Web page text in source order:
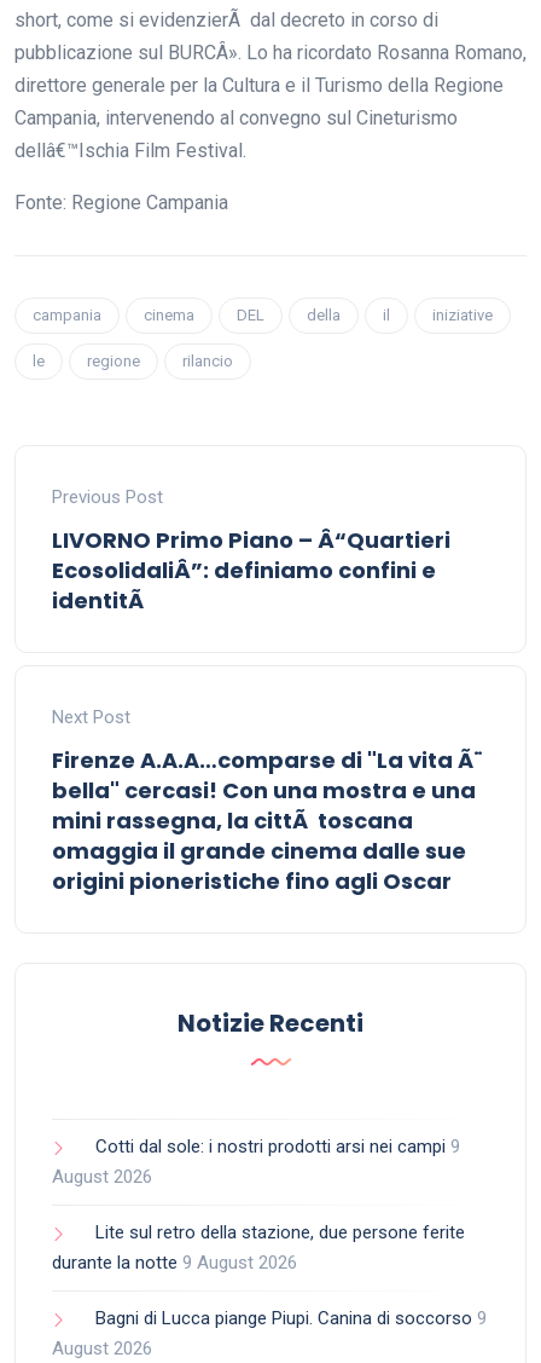
short, come si evidenzierÃ dal decreto in corso di
pubblicazione sul BURCÂ». Lo ha ricordato Rosanna Romano,
direttore generale per la Cultura e il Turismo della Regione
Campania, intervenendo al convegno sul Cineturismo
dellâ€™Ischia Film Festival.
Fonte: Regione Campania
campania cinema DEL della il iniziative
le regione rilancio
Previous Post
LIVORNO Primo Piano – Â“Quartieri
EcosolidaliÂ”: definiamo confini e
identitÃ
Next Post
Firenze A.A.A…comparse di "La vita Ã¨
bella" cercasi! Con una mostra e una
mini rassegna, la cittÃ toscana
omaggia il grande cinema dalle sue
origini pioneristiche fino agli Oscar
Notizie Recenti
Cotti dal sole: i nostri prodotti arsi nei campi 9
August 2026
Lite sul retro della stazione, due persone ferite
durante la notte 9 August 2026
Bagni di Lucca piange Piupi. Canina di soccorso 9
August 2026